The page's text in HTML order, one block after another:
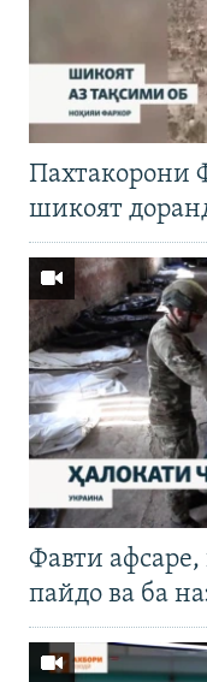
Пахтакорони
шикоят
Фавти афсаре,
пайдо ва ба